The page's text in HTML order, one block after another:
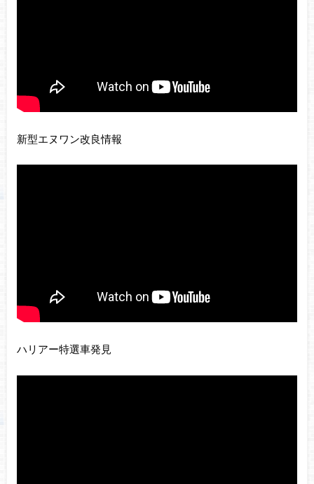
新型エヌワン改良情報
ハリアー特選車発見